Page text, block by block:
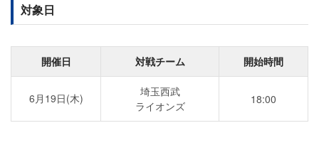
対象日
開催日 対戦チーム 開始時間
6月19日(木)
埼玉西武
ライオンズ
18:00